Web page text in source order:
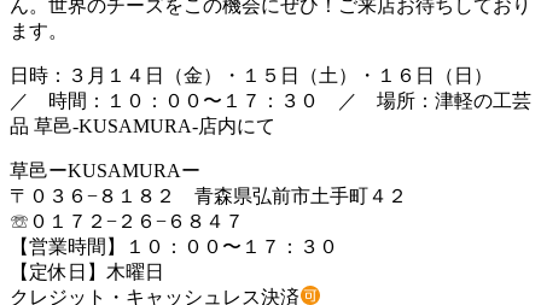
ん。世界のチーズをこの機会にぜひ！ご来店お待ちしており
ます。
日時：３月１４日（金）・１５日（土）・１６日（日）
／ 時間：１０：００〜１７：３０ ／ 場所：津軽の工芸
品 草邑-KUSAMURA-店内にて
草邑ーKUSAMURAー
〒０３６−８１８２ 青森県弘前市土手町４２
☏０１７２−２６−６８４７
【営業時間】１０：００〜１７：３０
【定休日】木曜日
クレジット・キャッシュレス決済